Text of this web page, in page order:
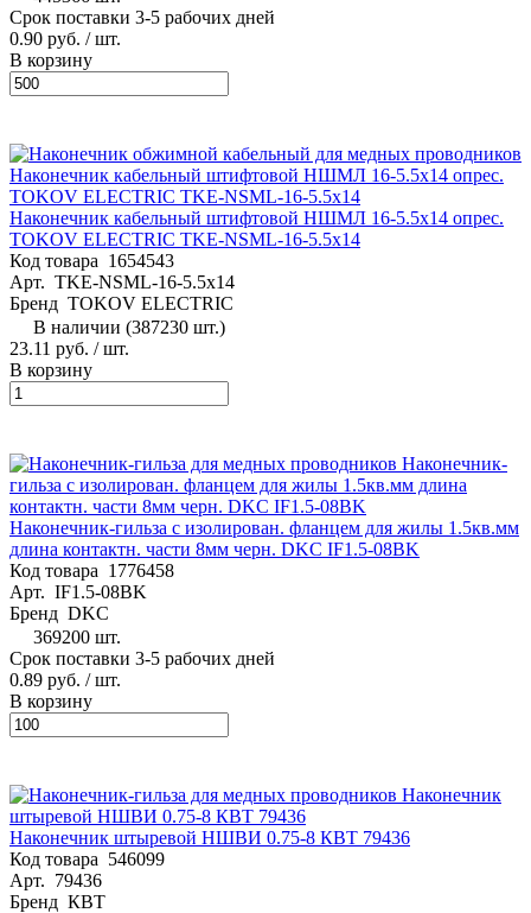
Срок поставки 3-5 рабочих дней
0.90 руб. / шт.
В корзину
Наконечник кабельный штифтовой НШМЛ 16-5.5х14 опрес.
TOKOV ELECTRIC TKE-NSML-16-5.5х14
Код товара 1654543
Арт. TKE-NSML-16-5.5х14
Бренд TOKOV ELECTRIC
В наличии (387230 шт.)
23.11 руб. / шт.
В корзину
Наконечник-гильза с изолирован. фланцем для жилы 1.5кв.мм
длина контактн. части 8мм черн. DKC IF1.5-08BK
Код товара 1776458
Арт. IF1.5-08BK
Бренд DKC
369200 шт.
Срок поставки 3-5 рабочих дней
0.89 руб. / шт.
В корзину
Наконечник штыревой НШВИ 0.75-8 КВТ 79436
Код товара 546099
Арт. 79436
Бренд КВТ